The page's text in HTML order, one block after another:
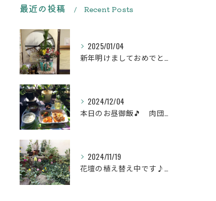
最近の投稿 Recent Posts
2025/01/04
新年明けましておめでとうございます
2024/12/04
本日のお昼御飯🎵 肉団子和風旨煮等などです♪
2024/11/19
花壇の植え替え中です♪綺麗な緑の花壇になりますように。